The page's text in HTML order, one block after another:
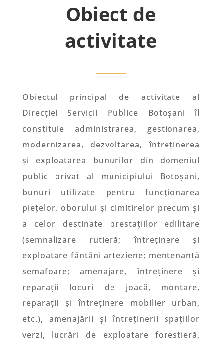
Obiect de
activitate
Obiectul principal de activitate al
Direcției Servicii Publice Botoșani îl
constituie administrarea, gestionarea,
modernizarea, dezvoltarea, întreținerea
și exploatarea bunurilor din domeniul
public privat al municipiului Botoșani,
bunuri utilizate pentru funcționarea
piețelor, oborului și cimitirelor precum și
a celor destinate prestațiilor edilitare
(semnalizare rutieră; întreținere și
exploatare fântâni arteziene; mentenanță
semafoare; amenajare, întreținere și
reparații locuri de joacă, montare,
reparații și întreținere mobilier urban,
etc.), amenajării și întreținerii spațiilor
verzi, lucrări de exploatare forestieră,